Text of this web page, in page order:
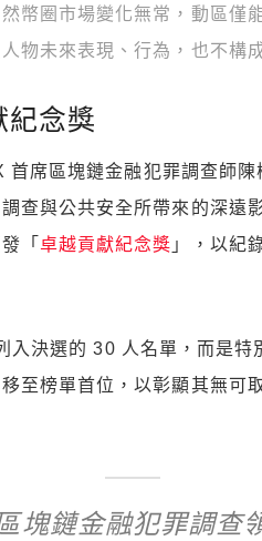
幣圈市場變化無常，動區僅
物未來表現、行為，也不構
念獎
席區塊鏈金融犯罪調查師
查與公共安全所帶來的深遠
「 卓越貢獻紀念獎 」，以紀
入決選的 30 人名單，而是特
至榜單首位，以彰顯其無可
塊鏈金融犯罪調查